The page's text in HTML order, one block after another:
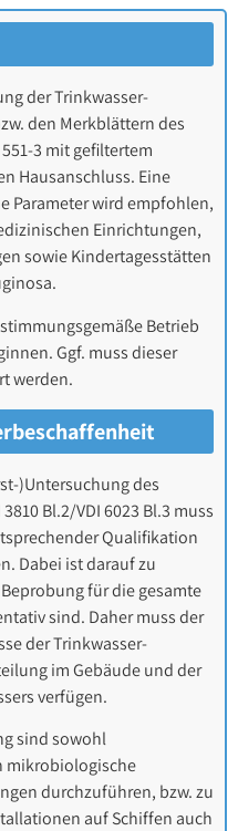
der Trinkwasser-
den Merkblättern des
551-3 mit gefiltertem
Hausanschluss. Eine
Parameter wird empfohlen,
Einrichtungen,
sowie Kindertagesstätten
Betrieb
Ggf. muss dieser
werden.
)Untersuchung des
Bl.2/VDI 6023 Bl.3 muss
Qualifikation
Dabei ist darauf zu
für die gesamte
sind. Daher muss der
der Trinkwasser-
im Gebäude und der
verfügen.
sind sowohl
mikrobiologische
durchzuführen, bzw. zu
auf Schiffen auch